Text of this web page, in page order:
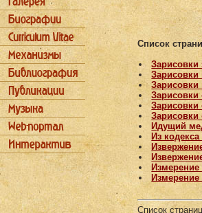
Список
Зарисовки
Зарисовки
Зарисовки
Зарисовки
Зарисовки
Зарисовки
Идущий
Из
Список